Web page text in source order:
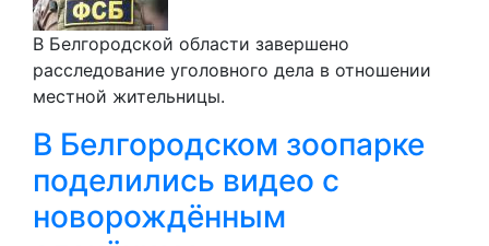
В Белгородской области завершено
расследование уголовного дела в отношении
местной жительницы.
В Белгородском зоопарке
поделились видео с
новорождённым